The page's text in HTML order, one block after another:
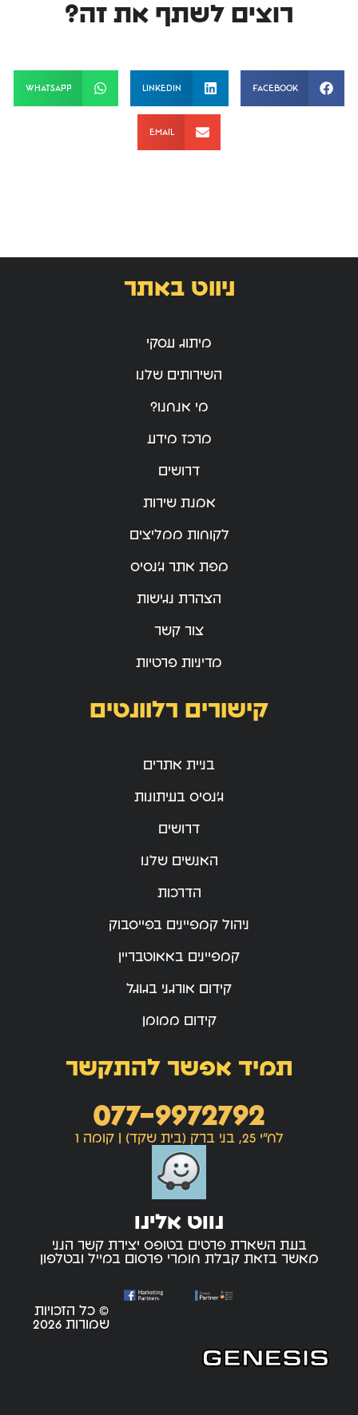
רוצים לשתף את זה?
Facebook
LinkedIn
WhatsApp
Email
ניווט באתר
מיתוג עסקי
השירותים שלנו
מי אנחנו?
מרכז מידע
דרושים
אמנת שירות
לקוחות ממליצים
מפת אתר ג’נסיס
הצהרת נגישות
צור קשר
מדיניות פרטיות
קישורים רלוונטים
בניית אתרים
ג’נסיס בעיתונות
דרושים
האנשים שלנו
הדרכות
ניהול קמפיינים בפייסבוק
קמפיינים באאוטבריין
קידום אורגני בגוגל
קידום ממומן
תמיד אפשר להתקשר
077-9972792
לח"י 25, בני ברק (בית שקד) | קומה 1
נווט אלינו
בעת השארת פרטים בטופס יצירת קשר הנני
מאשר בזאת קבלת חומרי פרסום במייל ובטלפון
© כל הזכויות
שמורות 2026